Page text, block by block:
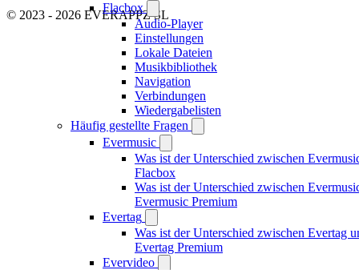
Flacbox
Audio-Player
Einstellungen
Lokale Dateien
Musikbibliothek
Navigation
Verbindungen
Wiedergabelisten
Häufig gestellte Fragen
Evermusic
Was ist der Unterschied zwischen
Flacbox
Was ist der Unterschied zwischen
Evermusic Premium
Evertag
Was ist der Unterschied zwischen Evertag
Evertag Premium
Evervideo
© 2023 - 2026 EVERAPPZ SL